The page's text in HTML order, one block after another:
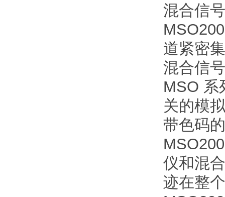
混合信
道紧密
混合信
MSO 系
关的模
带色码
仪和混
迹在整